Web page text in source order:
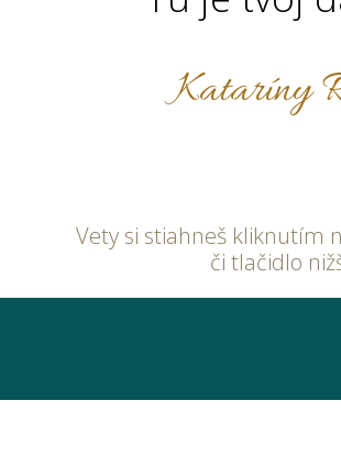
Kataríny
Vety si stiahneš kliknutím
či tlačidlo